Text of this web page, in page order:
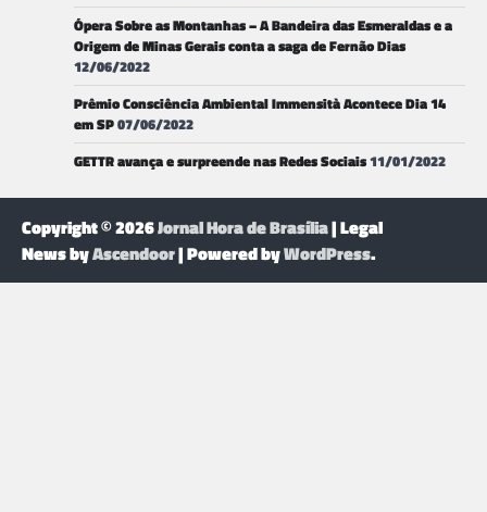
Ópera Sobre as Montanhas – A Bandeira das Esmeraldas e a
Origem de Minas Gerais conta a saga de Fernão Dias
12/06/2022
Prêmio Consciência Ambiental Immensità Acontece Dia 14
em SP07/06/2022
GETTR avança e surpreende nas Redes Sociais11/01/2022
Copyright © 2026Jornal Hora de Brasília| Legal
News byAscendoor| Powered byWordPress.